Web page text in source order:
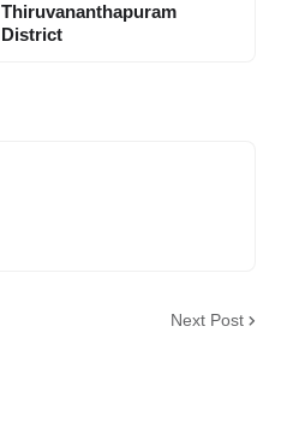
Thiruvananthapuram
District
Next Post